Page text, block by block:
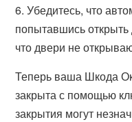
6. Убедитесь, что
попытавшись
что двери не
Теперь ваша Шкода
закрыта с помощью
закрытия могут